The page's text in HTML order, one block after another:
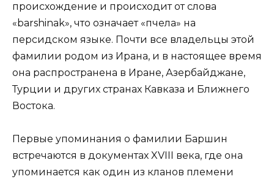
происхождение и происходит от слова
«barshinak», что означает «пчела» на
персидском языке. Почти все владельцы этой
фамилии родом из Ирана, и в настоящее время
она распространена в Иране, Азербайджане,
Турции и других странах Кавказа и Ближнего
Востока.
Первые упоминания о фамилии Баршин
встречаются в документах XVIII века, где она
упоминается как один из кланов племени